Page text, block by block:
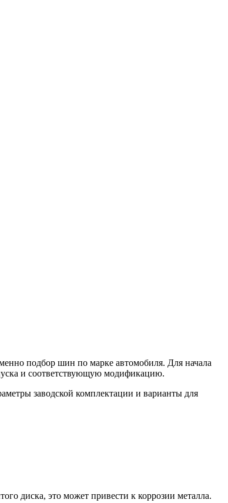
подбор шин по марке автомобиля. Для начала
и соответствующую модификацию.
заводской комплектации и варианты для
диска, это может привести к коррозии металла.